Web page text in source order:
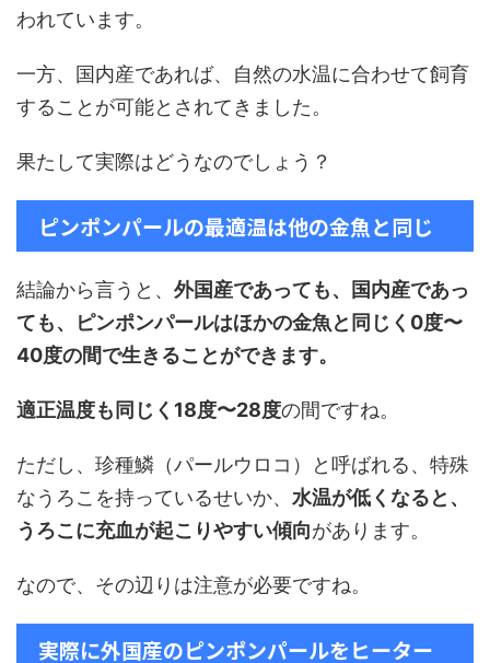
われています。
一方、国内産であれば、自然の水温に合わせて飼育
することが可能とされてきました。
果たして実際はどうなのでしょう？
ピンポンパールの最適温は他の金魚と同じ
結論から言うと、 外国産であっても、国内産であっ
ても、ピンポンパールはほかの金魚と同じく0度〜
40度の間で生きることができます。
適正温度も同じく18度〜28度の間ですね。
ただし、珍種鱗（パールウロコ）と呼ばれる、特殊
なうろこを持っているせいか、 水温が低くなると、
うろこに充血が起こりやすい傾向があります。
なので、その辺りは注意が必要ですね。
実際に外国産のピンポンパールをヒーター